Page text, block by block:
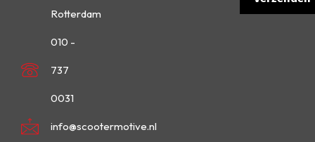
Rotterdam
010 -
737
0031
info@scootermotive.nl